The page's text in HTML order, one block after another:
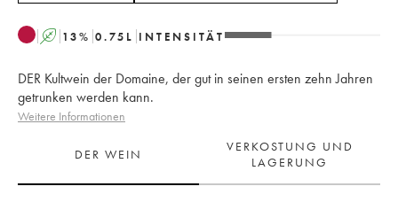
A 13% 0.75 L INTENSITÄT
DER Kultwein der Domaine, der gut in seinen ersten zehn Jahren
getrunken werden kann.
Weitere Informationen
DER WEIN
VERKOSTUNG UND
LAGERUNG